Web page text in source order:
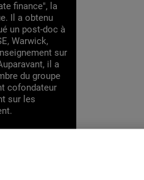
finance", la
Il a obtenu
un post-doc à
Warwick,
sur
il a
du groupe
cofondateur
sur les